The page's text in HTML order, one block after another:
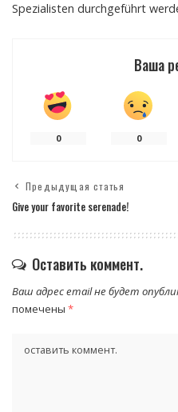
Spezialisten durchgeführt
Ваша
0 0
Предыдущая статья
Give your favorite serenade!
Оставить коммент.
Ваш адрес email не будет
помечены *